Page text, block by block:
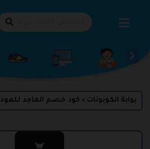
بوابة الكوبونات > كود خصم الماجد للعود